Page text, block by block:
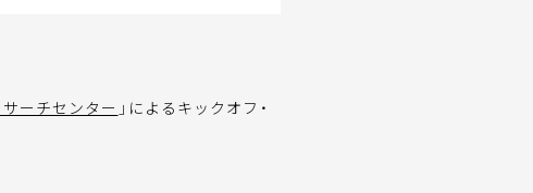
ーチセンター 」によるキックオフ・